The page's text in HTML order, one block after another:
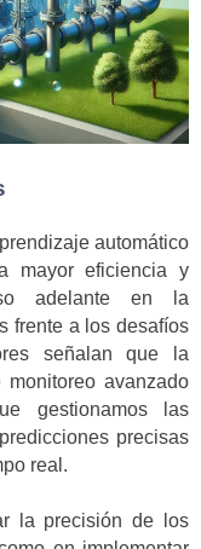
automático
mayor eficiencia y
adelante en la
frente a los desafíos
señalan que la
avanzado
gestionamos las
precisas
real.
la precisión de los